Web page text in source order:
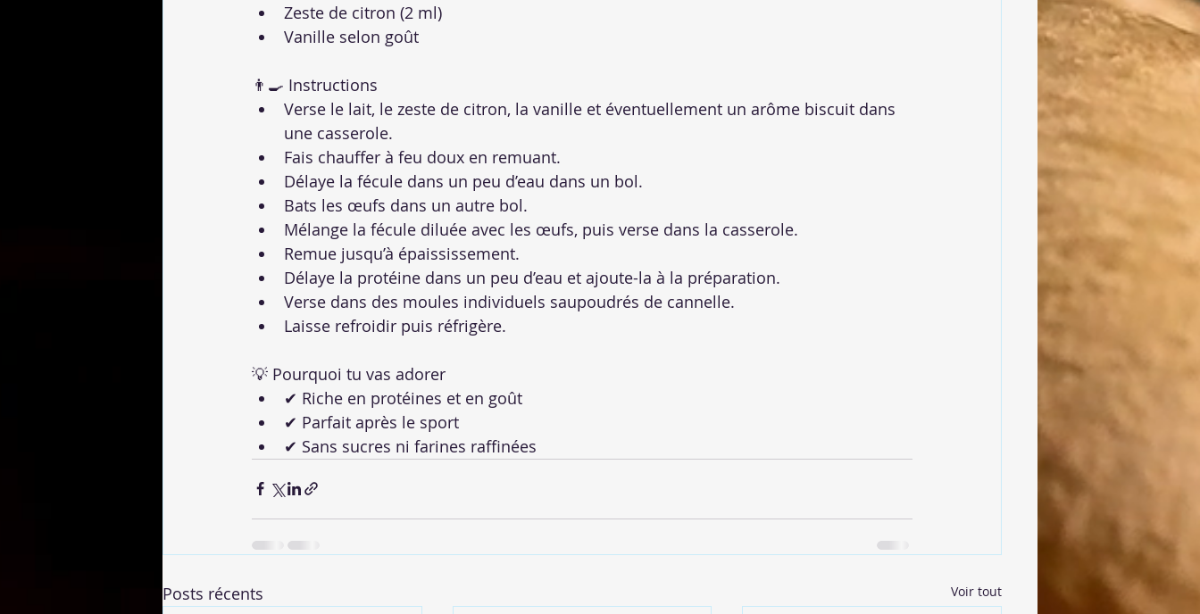
Zeste de citron (2 ml)
Vanille selon goût
👨‍🍳 Instructions
Verse le lait, le zeste de citron, la vanille et éventuellement un arôme biscuit dans
une casserole.
Fais chauffer à feu doux en remuant.
Délaye la fécule dans un peu d’eau dans un bol.
Bats les œufs dans un autre bol.
Mélange la fécule diluée avec les œufs, puis verse dans la casserole.
Remue jusqu’à épaississement.
Délaye la protéine dans un peu d’eau et ajoute-la à la préparation.
Verse dans des moules individuels saupoudrés de cannelle.
Laisse refroidir puis réfrigère.
💡 Pourquoi tu vas adorer
✔ Riche en protéines et en goût
✔ Parfait après le sport
✔ Sans sucres ni farines raffinées
Posts récents Voir tout